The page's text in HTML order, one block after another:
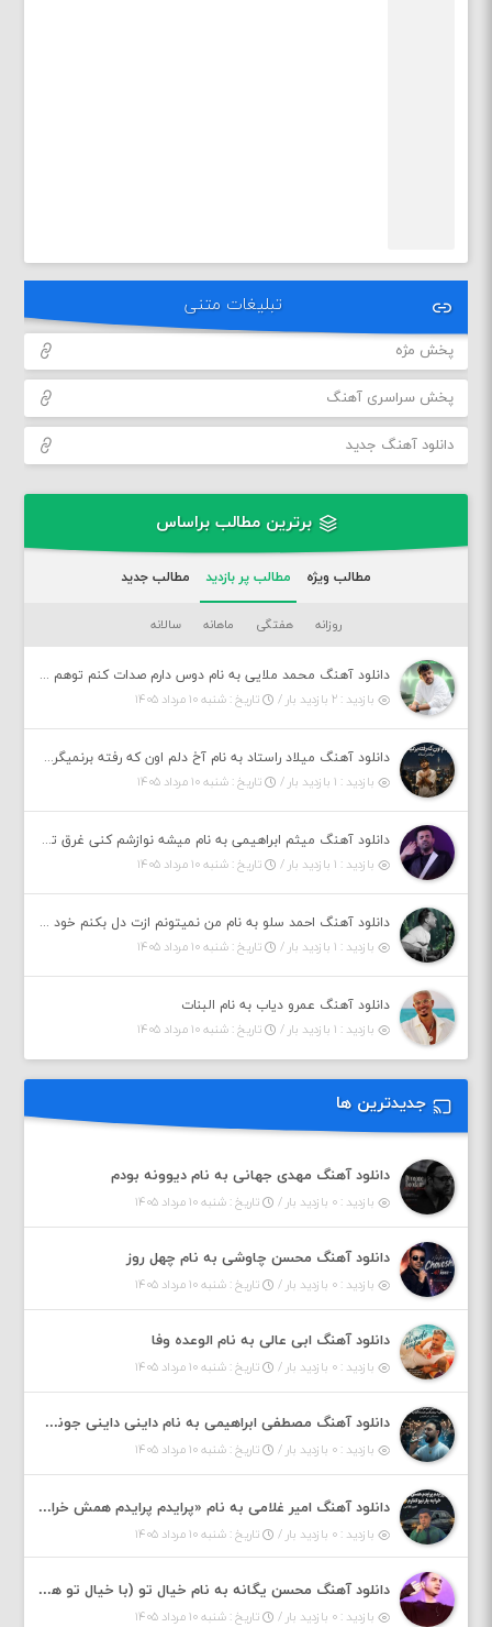
تبلیغات متنی
پخش مژه
پخش سراسری آهنگ
دانلود آهنگ جدید
برترین مطالب براساس
مطالب ویژه مطالب پر بازدید مطالب جدید
روزانه هفتگی ماهانه سالانه
دانلود آهنگ محمد ملایی به نام دوس دارم صدات کنم توهم بگی جونم نیمه پنهونم
بازدید : ۲ بازدید بار /
تاریخ : شنبه ۱۰ مرداد ۱۴۰۵
دانلود آهنگ میلاد راستاد به نام آخ دلم اون که رفته برنمیگرده اون که رفته خیلی نامرده
بازدید : ۱ بازدید بار /
تاریخ : شنبه ۱۰ مرداد ۱۴۰۵
دانلود آهنگ میثم ابراهیمی به نام میشه نوازشم کنی غرق تو شم
بازدید : ۱ بازدید بار /
تاریخ : شنبه ۱۰ مرداد ۱۴۰۵
دانلود آهنگ احمد سلو به نام من نمیتونم ازت دل بکنم خود قلبمی دردت به تنم
بازدید : ۱ بازدید بار /
تاریخ : شنبه ۱۰ مرداد ۱۴۰۵
دانلود آهنگ عمرو دیاب به نام البنات
بازدید : ۱ بازدید بار /
تاریخ : شنبه ۱۰ مرداد ۱۴۰۵
جدیدترین ها
دانلود آهنگ مهدی جهانی به نام دیوونه بودم
بازدید : ۰ بازدید بار / تاریخ : شنبه ۱۰ مرداد ۱۴۰۵
دانلود آهنگ محسن چاوشی به نام چهل روز
بازدید : ۰ بازدید بار / تاریخ : شنبه ۱۰ مرداد ۱۴۰۵
دانلود آهنگ ابی عالی به نام الوعده وفا
بازدید : ۰ بازدید بار / تاریخ : شنبه ۱۰ مرداد ۱۴۰۵
دانلود آهنگ مصطفی ابراهیمی به نام داینی داینی جونم قربون پنج تیر پرونم
بازدید : ۰ بازدید بار / تاریخ : شنبه ۱۰ مرداد ۱۴۰۵
دانلود آهنگ امیر غلامی به نام «پرایدم پرایدم همش خرابه یار نیو کنارم دیگه پولی نداروم (ریمیکس اینستاگرام)»
بازدید : ۰ بازدید بار / تاریخ : شنبه ۱۰ مرداد ۱۴۰۵
دانلود آهنگ محسن یگانه به نام خیال تو (با خیال تو هنوزم مثل هر روز و همیشه ریمیکس)
بازدید : ۰ بازدید بار / تاریخ : شنبه ۱۰ مرداد ۱۴۰۵